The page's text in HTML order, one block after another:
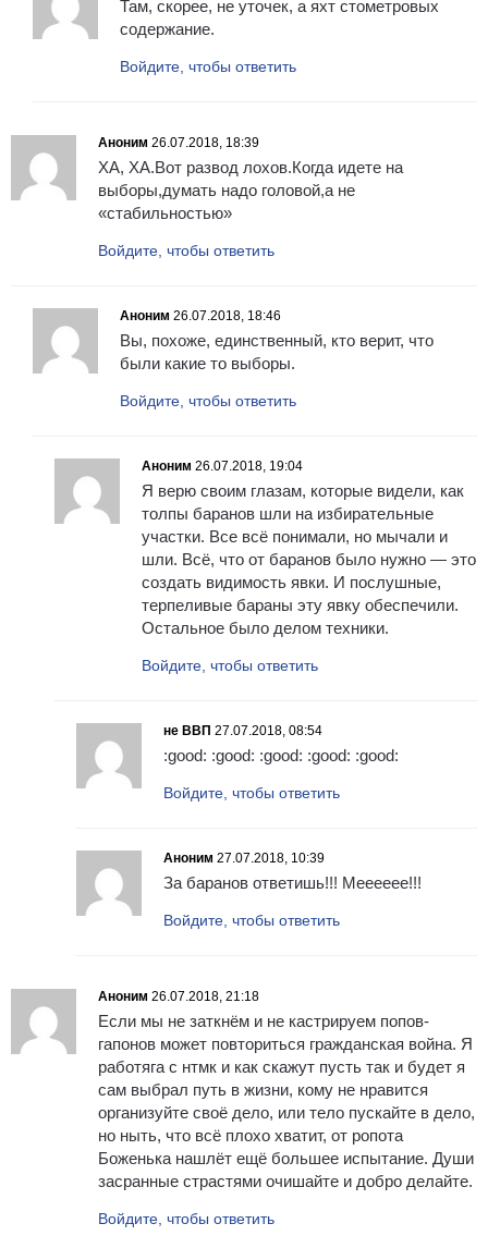
Там, скорее, не уточек, а яхт стометровых
содержание.
Войдите, чтобы ответить
Аноним 26.07.2018, 18:39
ХА, ХА.Вот развод лохов.Когда идете на
выборы,думать надо головой,а не
«стабильностью»
Войдите, чтобы ответить
Аноним 26.07.2018, 18:46
Вы, похоже, единственный, кто верит, что
были какие то выборы.
Войдите, чтобы ответить
Аноним 26.07.2018, 19:04
Я верю своим глазам, которые видели, как
толпы баранов шли на избирательные
участки. Все всё понимали, но мычали и
шли. Всё, что от баранов было нужно — это
создать видимость явки. И послушные,
терпеливые бараны эту явку обеспечили.
Остальное было делом техники.
Войдите, чтобы ответить
не ВВП 27.07.2018, 08:54
:good: :good: :good: :good: :good:
Войдите, чтобы ответить
Аноним 27.07.2018, 10:39
За баранов ответишь!!! Мееееее!!!
Войдите, чтобы ответить
Аноним 26.07.2018, 21:18
Если мы не заткнём и не кастрируем попов-
гапонов может повториться гражданская война. Я
работяга с нтмк и как скажут пусть так и будет я
сам выбрал путь в жизни, кому не нравится
организуйте своё дело, или тело пускайте в дело,
но ныть, что всё плохо хватит, от ропота
Боженька нашлёт ещё большее испытание. Души
засранные страстями очишайте и добро делайте.
Войдите, чтобы ответить